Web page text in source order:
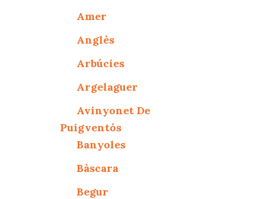
Amer
Anglès
Arbúcies
Argelaguer
Avinyonet De
Puigventós
Banyoles
Bàscara
Begur